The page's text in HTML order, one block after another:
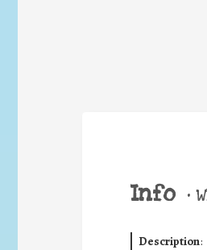
Info •
Description: